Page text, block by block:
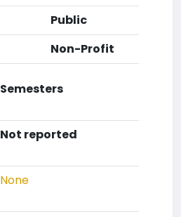
Public
Non-Profit
Semesters
Not reported
None